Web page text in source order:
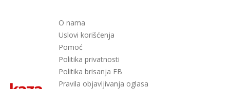
O nama
Uslovi korišćenja
Pomoć
Politika privatnosti
Politika brisanja FB
Pravila objavljivanja oglasa